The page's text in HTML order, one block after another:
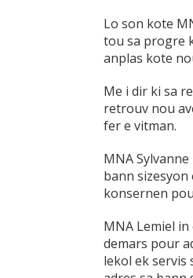
Lo son kote
tou sa progre
anplas kote
Me i dir ki sa
retrouv nou
fer e vitman.
MNA
bann
konsernen
MNA Lemiel
demars pour
lekol ek servis